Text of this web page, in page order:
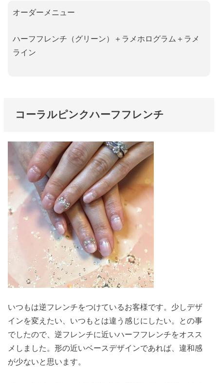
オーダーメニュー
ハーフフレンチ（グリーン）＋ラメホログラム＋ラメ
ライン
コーラルピンクハーフフレンチ
いつもは逆フレンチをつけているお客様です。少しデザ
インを変えたい、いつもとは違う感じにしたい。との事
でしたので、逆フレンチに近いハーフフレンチをオスス
メしました。形の近いベースデザインであれば、違和感
が少ないと思います。